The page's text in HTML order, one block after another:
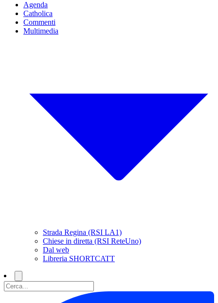
Agenda
Catholica
Commenti
Multimedia
Strada Regina (RSI LA1)
Chiese in diretta (RSI ReteUno)
Dal web
Libreria SHORTCATT